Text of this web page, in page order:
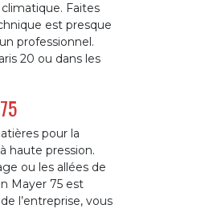
Faites
est presque
professionnel.
20 ou dans les
pour la
haute pression.
ou les allées de
Mayer 75 est
l’entreprise, vous